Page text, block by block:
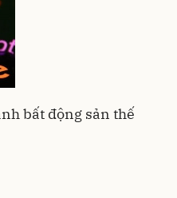
bất động sản thế